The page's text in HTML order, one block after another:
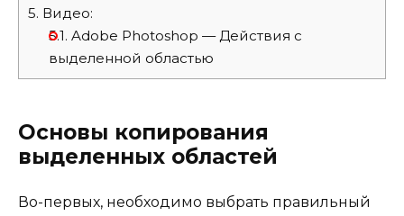
5. Видео:
5.1. Adobe Photoshop — Действия с
выделенной областью
Основы копирования
выделенных областей
Во-первых, необходимо выбрать правильный